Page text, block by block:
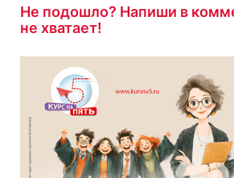
Не подошло? Напиши в
не хватает!